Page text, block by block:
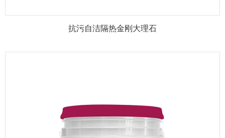
抗污自洁隔热金刚大理石